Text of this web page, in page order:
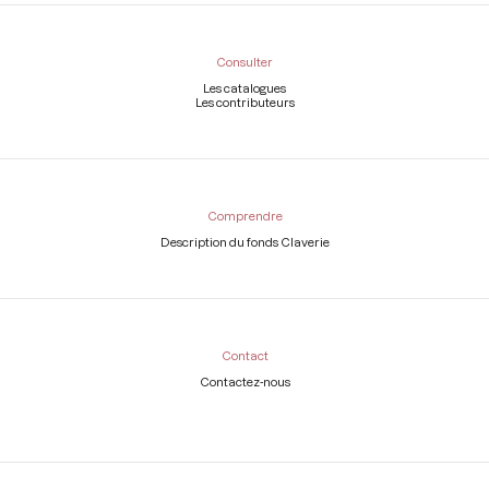
Consulter
Les catalogues
Les contributeurs
Comprendre
Description du fonds Claverie
Contact
Contactez-nous
Légal